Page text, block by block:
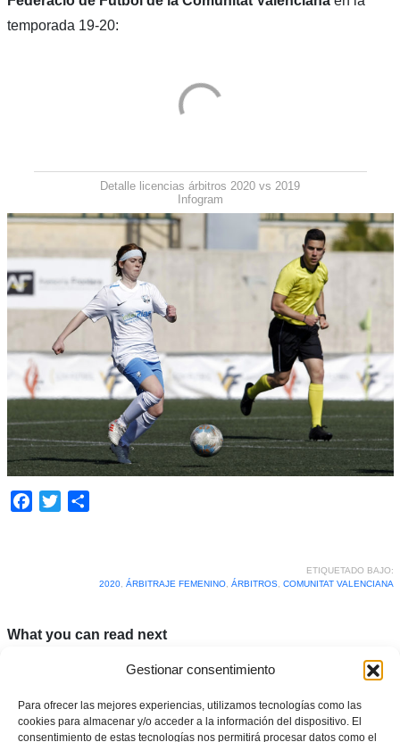
Gestionar consentimiento
Para ofrecer las mejores experiencias, utilizamos tecnologías como las
cookies para almacenar y/o acceder a la información del dispositivo. El
consentimiento de estas tecnologías nos permitirá procesar datos como el
temporada 19-20:
Detalle licencias árbitros 2020 vs 2019
Infogram
Facebook
Twitter
ETIQUETADO BAJO:
2020, ÁRBITRAJE FEMENINO, ÁRBITROS, COMUNITAT VALENCIANA
What you can read next